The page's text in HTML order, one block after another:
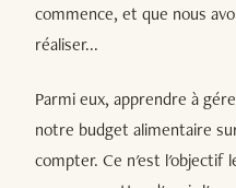
commence, et que nous
réaliser...
Parmi eux, apprendre à
notre budget alimentaire
compter. Ce n'est l'objectif